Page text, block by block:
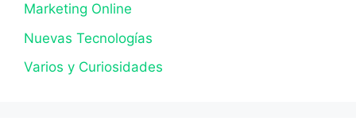
Marketing Online
Nuevas Tecnologías
Varios y Curiosidades